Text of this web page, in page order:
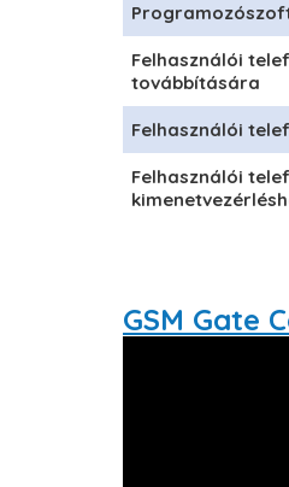
Felhasználói
továbbítására
Felhasználói
Felhasználói
GSM Gate